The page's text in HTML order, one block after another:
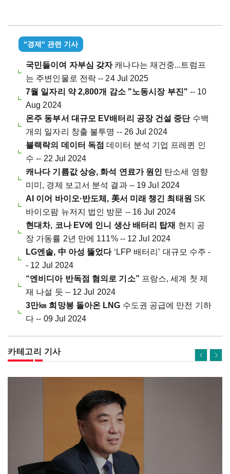
"경제" 관련 기사
국민들이여 자부심 갖자캐나다는 재건중...트럼프
는 주변인물로 전락 -- 24 Jul 2025
7월 일자리 약 2,800개 감소 "노동시장 부진" -- 10
Aug 2024
온주 동부서 대규모 EV배터리 공장 건설 중단수백
개의 일자리 창출 불투명 -- 26 Jul 2024
블랙락의 데이터 독점 데이터 분석 기업 프레퀸 인
수 -- 22 Jul 2024
캐나다 기름값 상승, 화석 연료가 원인 탄소세 영향
미미, 경제 보고서 분석 결과 -- 19 Jul 2024
AI 이어 바이오·반도체, 美서 미래 챙긴 최태원 SK
바이오팜 뉴저지 법인 방문 -- 16 Jul 2024
현대차, 코나 EV에 인니 생산 배터리 탑재 현지 공
장 가동률 2년 만에 111% -- 12 Jul 2024
LG엔솔, 中 아성 뚫었다‘LFP 배터리’ 대규모 수주 -
- 12 Jul 2024
“엔비디아 반독점 혐의로 기소” 프랑스, 세계 첫 제
재 나설 듯 -- 12 Jul 2024
3만㎞ 희망봉 돌아온 LNG 수도권 공급에 만전 기하
다 -- 09 Jul 2024
카테고리 기사